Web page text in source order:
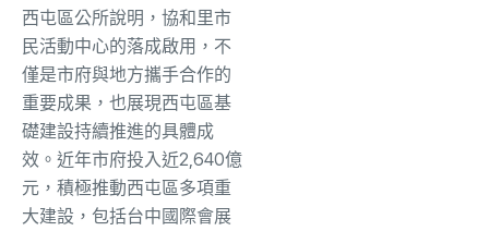
西屯區公所說明，協和里市
民活動中心的落成啟用，不
僅是市府與地方攜手合作的
重要成果，也展現西屯區基
礎建設持續推進的具體成
效。近年市府投入近2,640億
元，積極推動西屯區多項重
大建設，包括台中國際會展